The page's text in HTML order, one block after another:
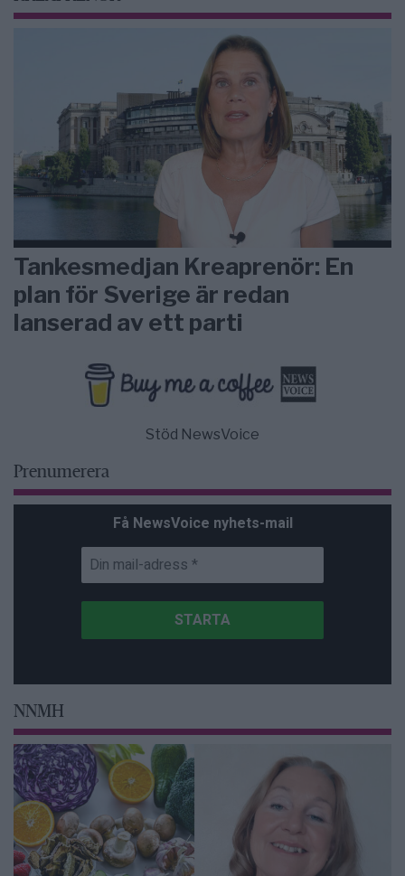
Tankesmedjan Kreaprenör: En
plan för Sverige är redan
lanserad av ett parti
Stöd NewsVoice
Prenumerera
Få NewsVoice nyhets-mail
NNMH